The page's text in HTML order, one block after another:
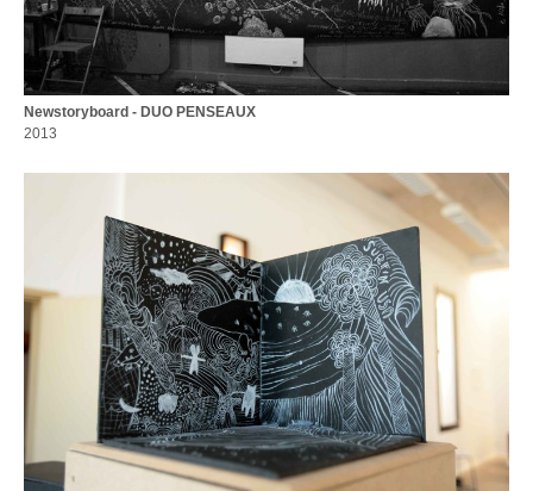
Newstoryboard - DUO PENSEAUX
2013